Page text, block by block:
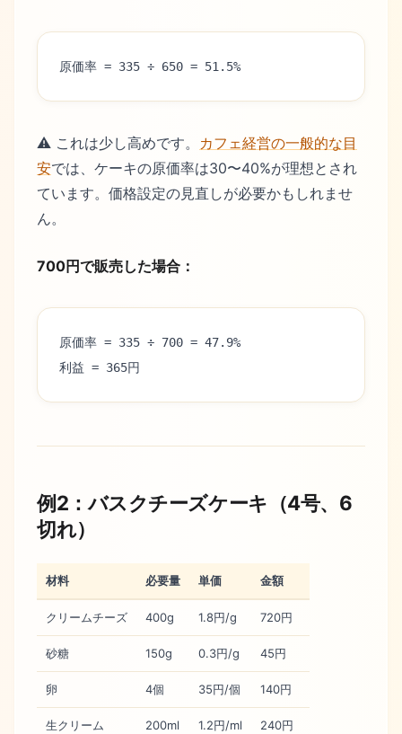
原価率 = 335 ÷ 650 = 51.5%
⚠️ これは少し高めです。 カフェ経営の一般的な目
安では、ケーキの原価率は30〜40%が理想とされ
ています。価格設定の見直しが必要かもしれませ
ん。
700円で販売した場合：
原価率 = 335 ÷ 700 = 47.9%
利益 = 365円
例2：バスクチーズケーキ（4号、6
切れ）
材料 必要量 単価 金額
クリームチーズ 400g 1.8円/g 720円
砂糖 150g 0.3円/g 45円
卵 4個 35円/個 140円
生クリーム 200ml 1.2円/ml 240円